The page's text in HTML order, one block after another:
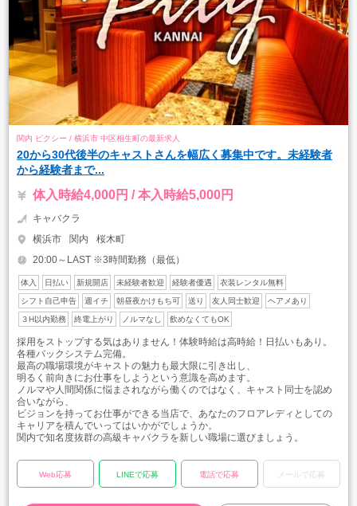
関内 ピクシー / 横浜市 中区相生町の最新求人
20から30代後半のキャストさんを幅広く募集中です。未経験者
から経験者まで...
体入時給4,000円 / 本入時給5,000円
キャバクラ
横浜市
関内
桜木町
20:00～LAST ※3時間勤務（最低）
体入 日払い 新規開店 未経験者歓迎 経験者優遇 衣装レンタル無料
シフト自己申告 週イチ 朝昼夜かけもち可 送り 友人同士歓迎 ヘアメあり
３H以内勤務 終電上がり ノルマなし 飲めなくてもOK
採用をストップする気はありません！体験時給は高時給！日払いもあり。
各種バックシステム完備。
最高の職場環境がキャストの魅力も最大限に引き出し、
明るく前向きにお仕事をしようという意識を高めます。
ノルマや人間関係に悩まされながら働くのではなく、キャスト同士を認め
合いながら、
ビジョンを持ってお仕事ができる当店で、あなたのフロアレディとしての
キャリアを積んでいってはいかがでしょうか。
関内で知名度抜群の高級キャバクラを新しい職場に選びましょう。
Web応募 LINEで応募 電話で応募 メールで応募